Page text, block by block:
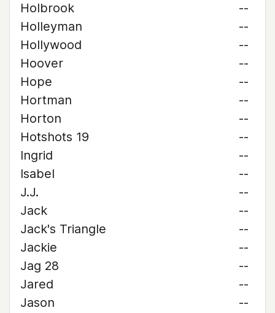
Holbrook
--
Holleyman
--
Hollywood
--
Hoover
--
Hope
--
Hortman
--
Horton
--
Hotshots 19
--
Ingrid
--
Isabel
--
J.J.
--
Jack
--
Jack's Triangle
--
Jackie
--
Jag 28
--
Jared
--
Jason
--